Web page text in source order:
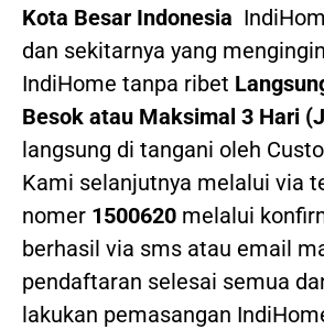
Kota Besar Indonesia
dan sekitarnya yang
IndiHome tanpa ribet
Besok atau Maksimal 3 Hari
langsung di tangani oleh
Kami selanjutnya melalui via
nomer 1500620 melalui
berhasil via sms atau email
pendaftaran selesai semua
lakukan pemasangan